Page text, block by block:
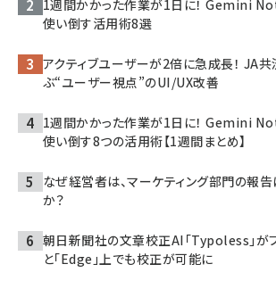
1週間かかった作業が1日に！ Gemini
使い倒す活用術8選
アクティブユーザーが2倍に急成長！ JA共
ぶ“ユーザー視点”のUI/UX改善
1週間かかった作業が1日に！ Gemini
使い倒す8つの活用術【1週間まとめ】
なぜ経営者は、マーケティング部門の報
か？
朝日新聞社の文章校正AI「Typoless」が
と「Edge」上でも校正が可能に